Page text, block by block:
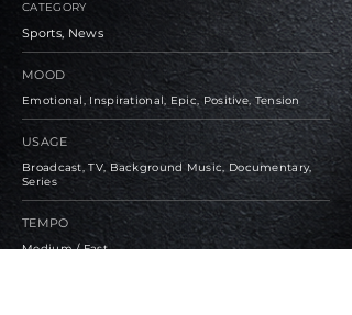
CATEGORY
Sports, News
MOOD
Emotional, Inspirational, Epic, Positive, Tension
USAGE
Broadcast, TV, Background Music, Documentary,
Series
TEMPO
Medium / Fast